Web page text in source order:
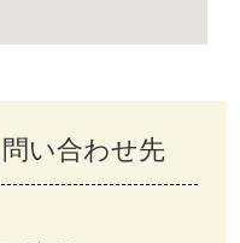
い合わせ先